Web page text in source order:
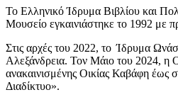
Το Ελληνικό Ίδρυμα Βιβλίου και
Μουσείο εγκαινιάστηκε το 1992 με
Στις αρχές του 2022, το Ίδρυμα
Αλεξάνδρεια. Τον Μάιο του 2024, η
ανακαινισμένης Οικίας Καβάφη έως
Διαδίκτυο».